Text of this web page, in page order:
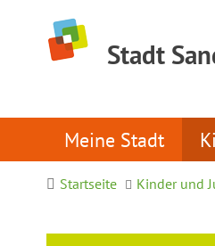
Stadt
Meine Stadt
Startseite Kinder und